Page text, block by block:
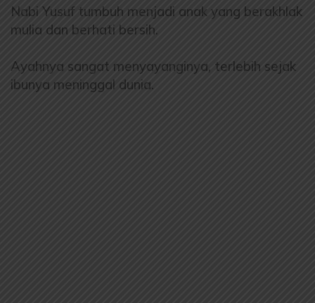
Nabi Yusuf tumbuh menjadi anak yang berakhlak
mulia dan berhati bersih.
Ayahnya sangat menyayanginya, terlebih sejak
ibunya meninggal dunia.